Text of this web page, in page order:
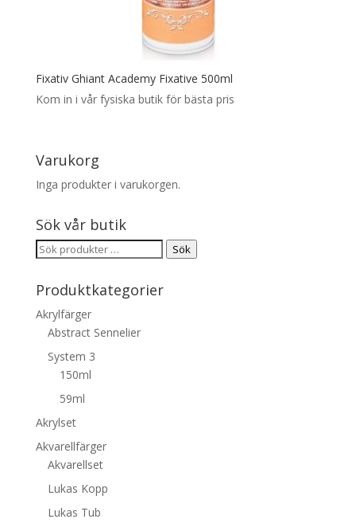
Fixativ Ghiant Academy Fixative 500ml
Kom in i vår fysiska butik för bästa pris
Varukorg
Inga produkter i varukorgen.
Sök vår butik
Sök
Sök
Produktkategorier
Akrylfärger
Abstract Sennelier
System 3
150ml
59ml
Akrylset
Akvarellfärger
Akvarellset
Lukas Kopp
Lukas Tub